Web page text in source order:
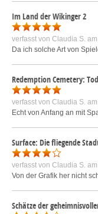
Im Land der Wikinger 2
verfasst von Claudia S.
Da ich solche Art von
Redemption Cemetery:
verfasst von Claudia S.
Echt von Anfang an mit
Surface: Die fliegende
verfasst von Claudia S.
Von der Grafik her nicht
Schätze der